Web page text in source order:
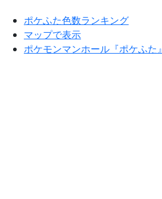
ポケふた色数ランキング
マップで表示
ポケモンマンホール『ポケふた』